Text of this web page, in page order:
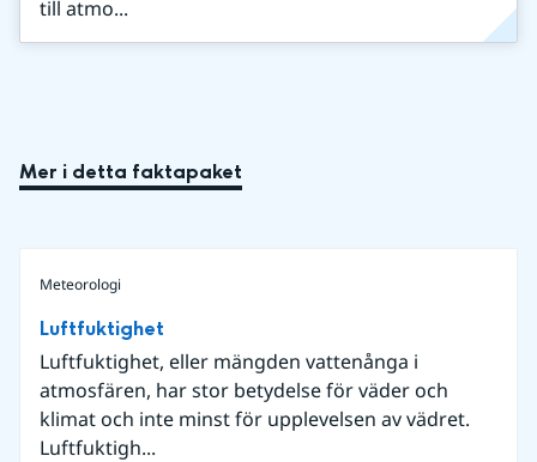
till atmo...
Mer i detta faktapaket
Meteorologi
Luftfuktighet
Luftfuktighet, eller mängden vattenånga i
atmosfären, har stor betydelse för väder och
klimat och inte minst för upplevelsen av vädret.
Luftfuktigh...